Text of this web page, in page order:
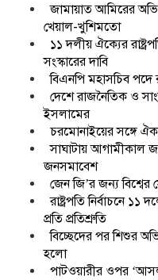
জামায়াত আমিরের
খেয়াল-খুশিমতো
১১ দলীয় ঐক্যের
সংস্কারের দাবি
বিএনপি মহাসচিব
দেশে রাজনৈতিক ও
ইসলামের
চরমোনাইয়ের সঙ্গে
সাঘাটায় আগামীকাল
জনসমাবেশ
জেন জি’র জন্য বিশ্বের
রাষ্ট্রপতি নির্বাচনে
প্রতি প্রতিশ্রুতি
বিচ্ছেদের পর শিশুর
হলো
পাটওয়ারীর ওপর